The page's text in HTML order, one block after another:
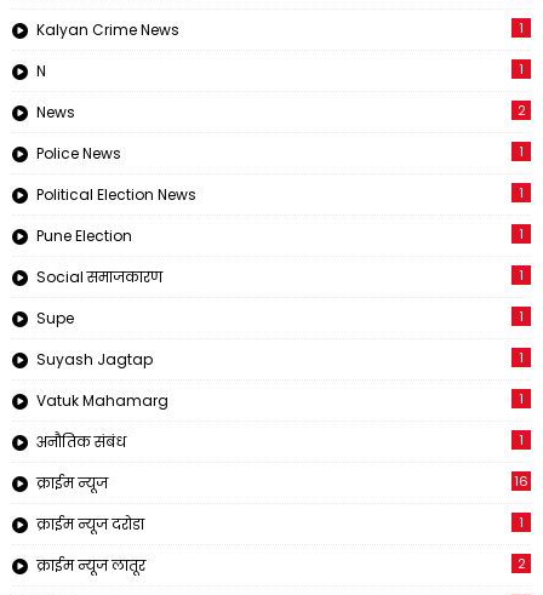
Kalyan Crime News 1
N 1
News 2
Police News 1
Political Election News 1
Pune Election 1
Social समाजकारण 1
Supe 1
Suyash Jagtap 1
Vatuk Mahamarg 1
अनौतिक संबंध 1
क्राईम न्यूज 16
क्राईम न्यूज दरोडा 1
क्राईम न्यूज लातूर 2